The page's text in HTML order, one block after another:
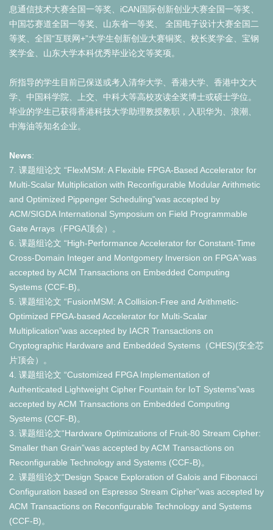
息通信技术大赛全国一等奖、iCAN国际创新创业大赛全国一等奖、
中国芯赛道全国一等奖、山东省一等奖、 全国电子设计大赛全国二
等奖、全国“互联网+”大学生创新创业大赛铜奖、校长奖学金、宝钢
奖学金、山东大学本科优秀毕业论文等奖项。
所指导的学生目前已保送或考入清华大学、香港大学、香港中文大
学、中国科学院、上交、中科大等高校攻读全奖博士或硕士学位。
毕业的学生已获得香港科技大学助理教授教职，入职华为、浪潮、
中海油等知名企业。
News:
7. 课题组论文 “FlexMSM: A Flexible FPGA-Based Accelerator for
Multi-Scalar Multiplication with Reconfigurable Modular Arithmetic
and Optimized Pippenger Scheduling”was accepted by
ACM/SIGDA International Symposium on Field Programmable
Gate Arrays （FPGA顶会）。
6. 课题组论文 “High-Performance Accelerator for Constant-Time
Cross-Domain Integer and Montgomery Inversion on FPGA”was
accepted byACM Transactions on Embedded Computing
Systems (CCF-B)。
5. 课题组论文 “FusionMSM: A Collision-Free and Arithmetic-
Optimized FPGA-based Accelerator for Multi-Scalar
Multiplication”was accepted by IACR Transactions on
Cryptographic Hardware and Embedded Systems（CHES)(安全芯
片顶会）。
4. 课题组论文 “Customized FPGA Implementation of
Authenticated Lightweight Cipher Fountain for IoT Systems”was
accepted by ACM Transactions on Embedded Computing
Systems (CCF-B)。
3. 课题组论文“Hardware Optimizations of Fruit-80 Stream Cipher:
Smaller than Grain”was accepted by ACM Transactions on
Reconfigurable Technology and Systems (CCF-B)。
2. 课题组论文“Design Space Exploration of Galois and Fibonacci
Configuration based on Espresso Stream Cipher”was accepted by
ACM Transactions on Reconfigurable Technology and Systems
(CCF-B)。